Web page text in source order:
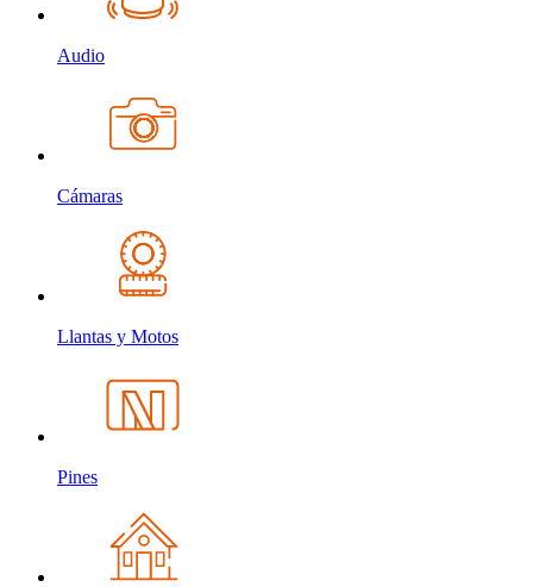
Audio
Cámaras
Llantas y Motos
Pines